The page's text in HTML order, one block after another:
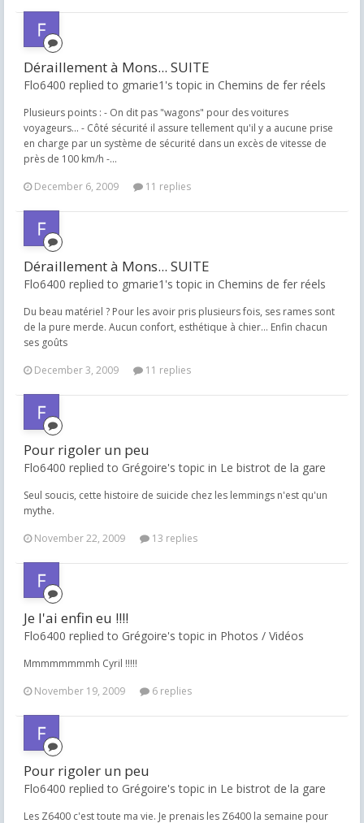
Déraillement à Mons... SUITE
Flo6400 replied to gmarie1's topic in Chemins de fer réels
Plusieurs points : - On dit pas "wagons" pour des voitures
voyageurs... - Côté sécurité il assure tellement qu'il y a aucune prise
en charge par un système de sécurité dans un excès de vitesse de
près de 100 km/h -...
December 6, 2009
11 replies
Déraillement à Mons... SUITE
Flo6400 replied to gmarie1's topic in Chemins de fer réels
Du beau matériel ? Pour les avoir pris plusieurs fois, ses rames sont
de la pure merde. Aucun confort, esthétique à chier... Enfin chacun
ses goûts
December 3, 2009
11 replies
Pour rigoler un peu
Flo6400 replied to Grégoire's topic in Le bistrot de la gare
Seul soucis, cette histoire de suicide chez les lemmings n'est qu'un
mythe.
November 22, 2009
13 replies
Je l'ai enfin eu !!!!
Flo6400 replied to Grégoire's topic in Photos / Vidéos
Mmmmmmmmh Cyril !!!!!
November 19, 2009
6 replies
Pour rigoler un peu
Flo6400 replied to Grégoire's topic in Le bistrot de la gare
Les Z6400 c'est toute ma vie. Je prenais les Z6400 la semaine pour